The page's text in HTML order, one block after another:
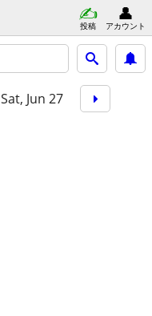
投稿 アカウント
Sat, Jun 27